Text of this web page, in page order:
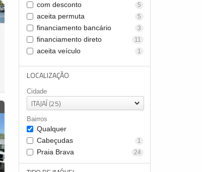
com desconto 5
aceita permuta 5
financiamento bancário 3
financiamento direto 11
aceita veículo 1
LOCALIZAÇÃO
Cidade
ITAJAÍ (25)
Bairros
Qualquer
Cabeçudas
1
Praia Brava 24